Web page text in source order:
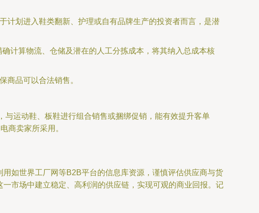
计划进入鞋类翻新、护理或自有品牌生产的投资者而言，是潜
计算物流、仓储及潜在的人工分拣成本，将其纳入总成本核
商品可以合法销售。
与运动鞋、板鞋进行组合销售或捆绑促销，能有效提升客单
商卖家所采用。
如世界工厂网等B2B平台的信息库资源，谨慎评估供应商与货
市场中建立稳定、高利润的供应链，实现可观的商业回报。记